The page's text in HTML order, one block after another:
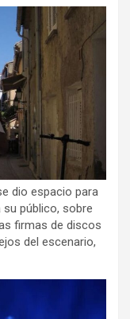
dio espacio para
público, sobre
firmas de discos
del escenario,